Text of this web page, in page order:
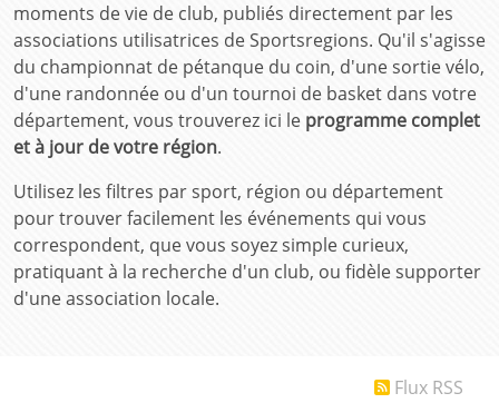
moments de vie de club, publiés directement par les
associations utilisatrices de Sportsregions. Qu'il s'agisse
du championnat de pétanque du coin, d'une sortie vélo,
d'une randonnée ou d'un tournoi de basket dans votre
département, vous trouverez ici le programme complet
et à jour de votre région.
Utilisez les filtres par sport, région ou département
pour trouver facilement les événements qui vous
correspondent, que vous soyez simple curieux,
pratiquant à la recherche d'un club, ou fidèle supporter
d'une association locale.
Flux RSS